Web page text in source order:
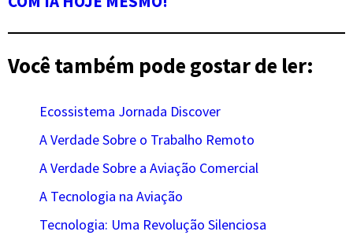
Você também pode gostar de ler:
Ecossistema Jornada Discover
A Verdade Sobre o Trabalho Remoto
A Verdade Sobre a Aviação Comercial
A Tecnologia na Aviação
Tecnologia: Uma Revolução Silenciosa